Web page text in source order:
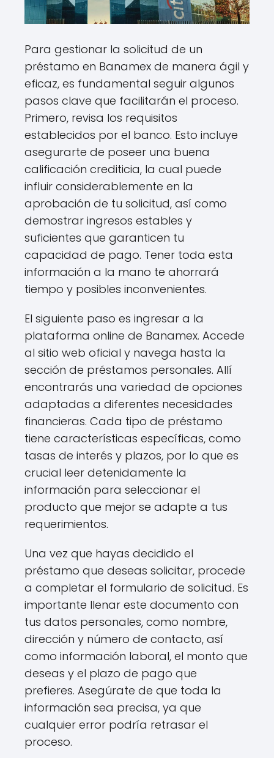
Para gestionar la solicitud de un
préstamo en Banamex de manera ágil y
eficaz, es fundamental seguir algunos
pasos clave que facilitarán el proceso.
Primero, revisa los requisitos
establecidos por el banco. Esto incluye
asegurarte de poseer una buena
calificación crediticia, la cual puede
influir considerablemente en la
aprobación de tu solicitud, así como
demostrar ingresos estables y
suficientes que garanticen tu
capacidad de pago. Tener toda esta
información a la mano te ahorrará
tiempo y posibles inconvenientes.
El siguiente paso es ingresar a la
plataforma online de Banamex. Accede
al sitio web oficial y navega hasta la
sección de préstamos personales. Allí
encontrarás una variedad de opciones
adaptadas a diferentes necesidades
financieras. Cada tipo de préstamo
tiene características específicas, como
tasas de interés y plazos, por lo que es
crucial leer detenidamente la
información para seleccionar el
producto que mejor se adapte a tus
requerimientos.
Una vez que hayas decidido el
préstamo que deseas solicitar, procede
a completar el formulario de solicitud. Es
importante llenar este documento con
tus datos personales, como nombre,
dirección y número de contacto, así
como información laboral, el monto que
deseas y el plazo de pago que
prefieres. Asegúrate de que toda la
información sea precisa, ya que
cualquier error podría retrasar el
proceso.